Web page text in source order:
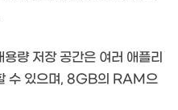
량 저장 공간은 여러 애플리
수 있으며, 8GB의 RAM으